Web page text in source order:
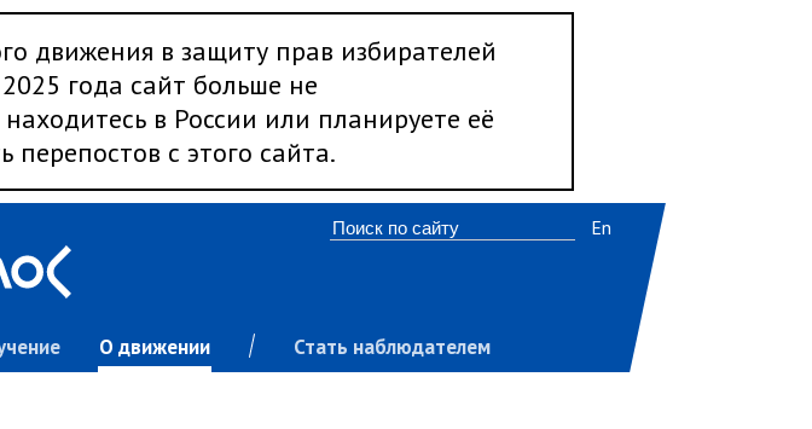
движения в защиту прав избирателей
года сайт больше не
в России или планируете её
с этого сайта.
О движении Стать наблюдателем
En